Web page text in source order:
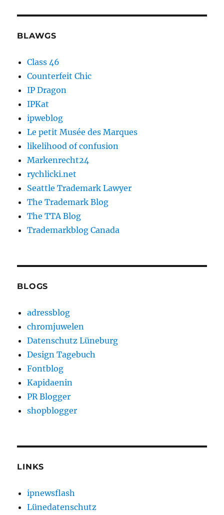
BLAWGS
Class 46
Counterfeit Chic
IP Dragon
IPKat
ipweblog
Le petit Musée des Marques
likelihood of confusion
Markenrecht24
rychlicki.net
Seattle Trademark Lawyer
The Trademark Blog
The TTA Blog
Trademarkblog Canada
BLOGS
adressblog
chromjuwelen
Datenschutz Lüneburg
Design Tagebuch
Fontblog
Kapidaenin
PR Blogger
shopblogger
LINKS
ipnewsflash
Lünedatenschutz